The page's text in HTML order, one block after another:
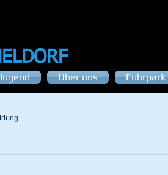
Über uns Fuhrpark